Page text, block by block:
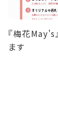
『梅花May's
ます